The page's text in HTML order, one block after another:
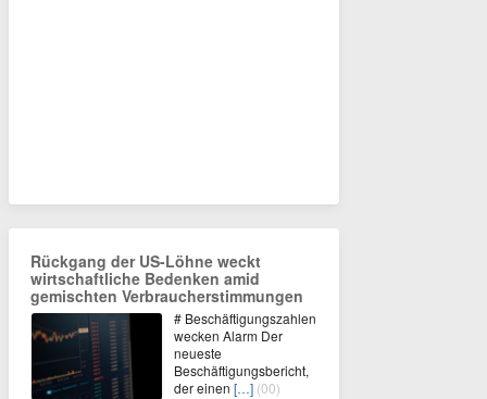
Rückgang der US-Löhne weckt
wirtschaftliche Bedenken amid
gemischten Verbraucherstimmungen
# Beschäftigungszahlen
wecken Alarm Der
neueste
Beschäftigungsbericht,
der einen […] (00)